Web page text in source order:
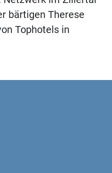
bärtigen Therese
Tophotels in